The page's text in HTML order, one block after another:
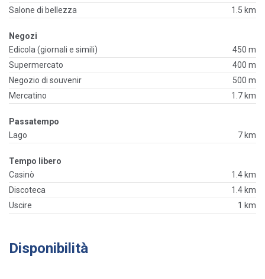
Salone di bellezza 1.5 km
Negozi
Edicola (giornali e simili)
450 m
Supermercato
400 m
Negozio di souvenir
500 m
Mercatino
1.7 km
Passatempo
Lago
7 km
Tempo libero
Casinò
1.4 km
Discoteca
1.4 km
Uscire
1 km
Disponibilità